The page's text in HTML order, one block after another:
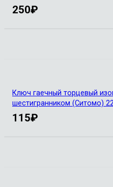
250₽
Ключ гаечный торцевый
шестигранником (Ситомо)
115₽